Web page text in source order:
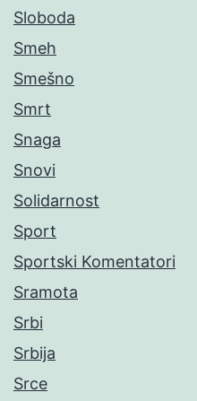
Sloboda
Smeh
Smešno
Smrt
Snaga
Snovi
Solidarnost
Sport
Sportski Komentatori
Sramota
Srbi
Srbija
Srce